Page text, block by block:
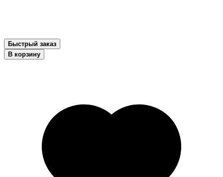
Быстрый заказ
В корзину